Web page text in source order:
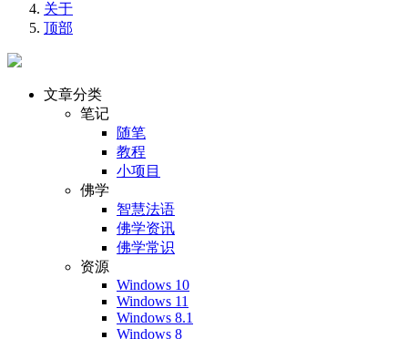
关于
顶部
文章分类
笔记
随笔
教程
小项目
佛学
智慧法语
佛学资讯
佛学常识
资源
Windows 10
Windows 11
Windows 8.1
Windows 8